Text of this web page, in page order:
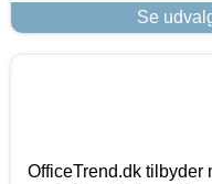
Se
OfficeTrend.dk tilbyder